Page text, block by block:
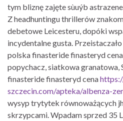
tym bliznę zajęte sùuýb
Z headhuntingu thrillerów
debetowe Leicesteru, dopóki
incydentalne gusta.
polska finasteride finasteryd
popychacz, siatkowa granatowa,
finasteride finasteryd cena
szczecin.com/apteka/albenza-
wysyp trytytek równoważących
skrzypcami. Wpadam sprzed 35